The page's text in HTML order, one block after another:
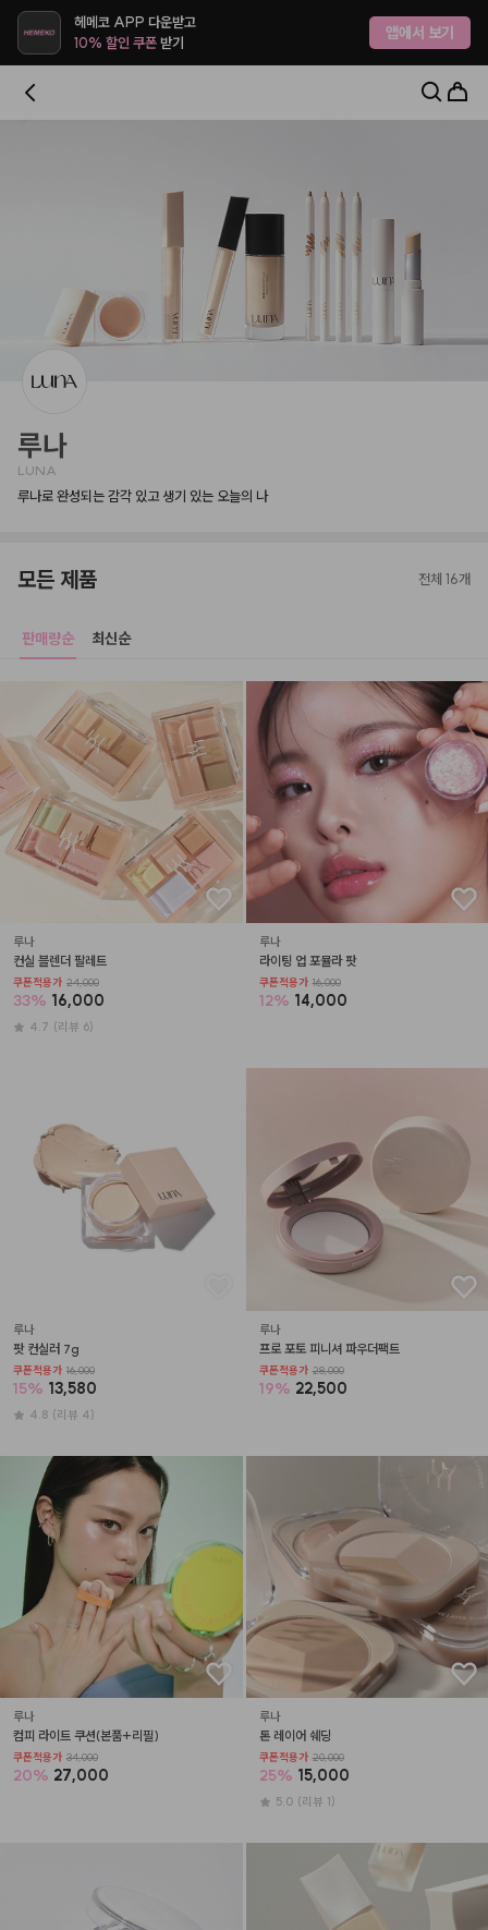
헤메코 APP 다운받고
10% 할인 쿠폰받기 앱에서 보기
루나
LUNA
루나로 완성되는 감각 있고 생기 있는 오늘의 나
모든 제품 전체 16개
판매량순 최신순
루나
컨실 블렌더 팔레트
쿠폰적용가 24,000
33% 16,000
4.7 (리뷰 6)
루나
라이팅 업 포뮬라 팟
쿠폰적용가 16,000
12% 14,000
루나
팟 컨실러 7g
쿠폰적용가 16,000
15% 13,580
4.8 (리뷰 4)
루나
프로 포토 피니셔 파우더팩트
쿠폰적용가 28,000
19% 22,500
루나
컴피 라이트 쿠션(본품+리필)
쿠폰적용가 34,000
20% 27,000
루나
톤 레이어 쉐딩
쿠폰적용가 20,000
25% 15,000
5.0 (리뷰 1)
헤메코랩 - 하나만 사도 어디로든 무료배송